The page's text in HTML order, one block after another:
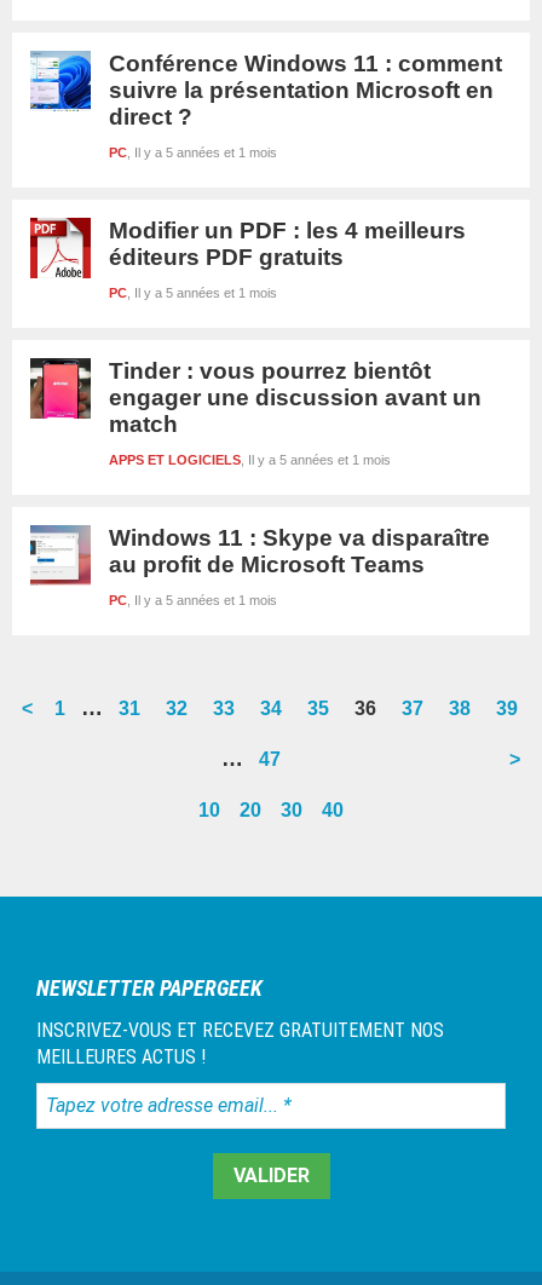
Conférence Windows 11 : comment
suivre la présentation Microsoft en
direct ?
Il y a 5 années et 1 mois
PC
Modifier un PDF : les 4 meilleurs
éditeurs PDF gratuits
Il y a 5 années et 1 mois
PC
Tinder : vous pourrez bientôt
engager une discussion avant un
match
Il y a 5 années et 1 mois
APPS ET LOGICIELS
Windows 11 : Skype va disparaître
au profit de Microsoft Teams
Il y a 5 années et 1 mois
PC
<
Go
1
Interim
…
Go
31
Go
32
Go
page
33
Go
page
34
Go
35
Go
36
Go
37
Go
38
Go
page
39
Interim
omitted
…
Go
page
47 >
10 20 30 40
latérale
NEWSLETTER PAPERGEEK
INSCRIVEZ-VOUS ET RECEVEZ GRATUITEMENT NOS
MEILLEURES ACTUS !
Tapez
votre